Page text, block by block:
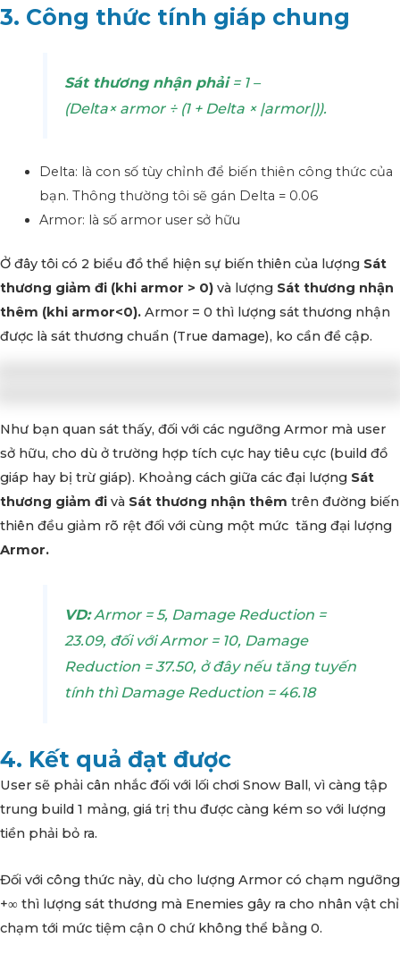
3. Công thức tính giáp chung
Sát thương nhận phải= 1 –
(Delta× armor ÷ (1 + Delta × |armor|)).
Delta: là con số tùy chỉnh để biến thiên công thức của
bạn. Thông thường tôi sẽ gán Delta = 0.06
Armor: là số armor user sở hữu
Ở đây tôi có 2 biểu đồ thể hiện sự biến thiên của lượng Sát
thương giảm đi (khi armor > 0) và lượng Sát thương nhận
thêm (khi armor<0). Armor = 0 thì lượng sát thương nhận
được là sát thương chuẩn (True damage), ko cần đề cập.
Như bạn quan sát thấy, đối với các ngưỡng Armor mà user
sở hữu, cho dù ở trường hợp tích cực hay tiêu cực (build đồ
giáp hay bị trừ giáp). Khoảng cách giữa các đại lượng Sát
thương giảm đi và Sát thương nhận thêm trên đường biến
thiên đều giảm rõ rệt đối với cùng một mức tăng đại lượng
Armor.
VD:Armor = 5, Damage Reduction =
23.09, đối với Armor = 10, Damage
Reduction = 37.50, ở đây nếu tăng tuyến
tính thì Damage Reduction = 46.18
4. Kết quả đạt được
User sẽ phải cân nhắc đối với lối chơi Snow Ball, vì càng tập
trung build 1 mảng, giá trị thu được càng kém so với lượng
tiền phải bỏ ra.
Đối với công thức này, dù cho lượng Armor có chạm ngưỡng
+∞ thì lượng sát thương mà Enemies gây ra cho nhân vật chỉ
chạm tới mức tiệm cận 0 chứ không thể bằng 0.